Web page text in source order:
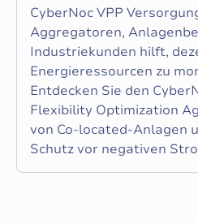
CyberNoc VPP
Aggregatoren,
Industriekunden hilft,
Energieressourcen zu
Entdecken Sie den
Flexibility Optimization
von Co-located-Anlagen
Schutz vor negativen